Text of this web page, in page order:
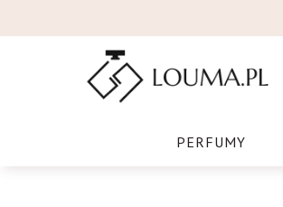
do
PERFUMY